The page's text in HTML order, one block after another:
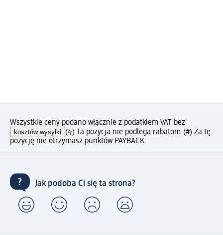
Wszystkie ceny podano włącznie z podatkiem VAT bez
kosztów wysyłki (§) Ta pozycja nie podlega rabatom.(#) Za tę
pozycję nie otrzymasz punktów PAYBACK.
Jak podoba Ci się ta strona?